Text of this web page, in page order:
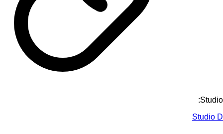
Studio:
Studio D